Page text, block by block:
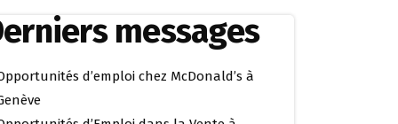
messages
d’emploi chez McDonald’s à